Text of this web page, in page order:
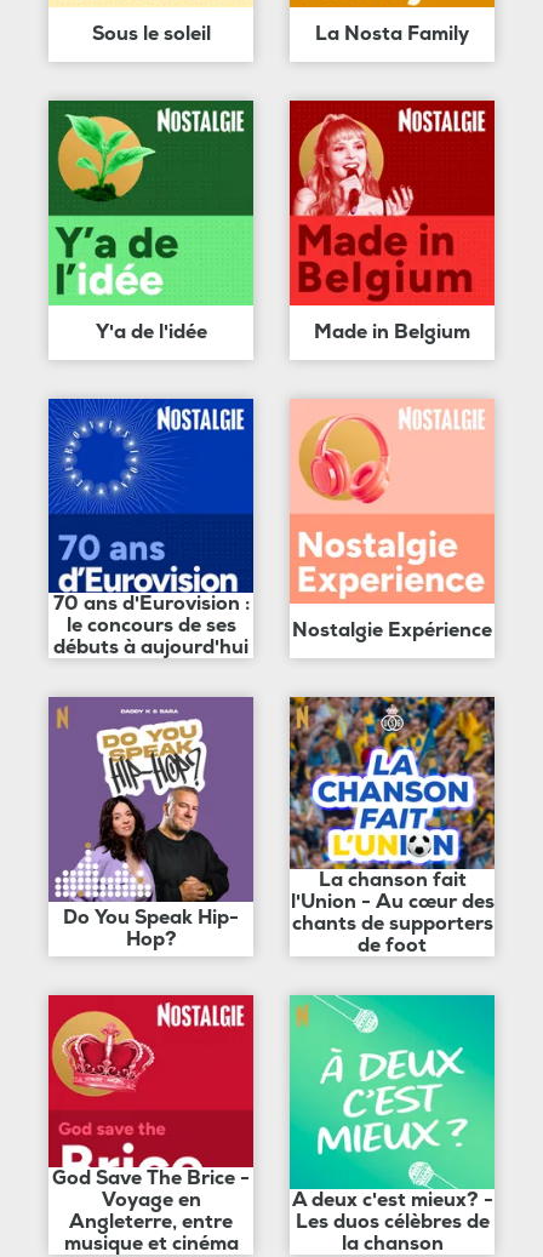
Sous le soleil La Nosta Family
Y'a de l'idée Made in Belgium
70 ans d'Eurovision :
le concours de ses
débuts à aujourd'hui
Nostalgie Expérience
Do You Speak Hip-
Hop?
La chanson fait
l'Union - Au cœur des
chants de supporters
de foot
God Save The Brice -
Voyage en
Angleterre, entre
musique et cinéma
A deux c'est mieux? -
Les duos célèbres de
la chanson